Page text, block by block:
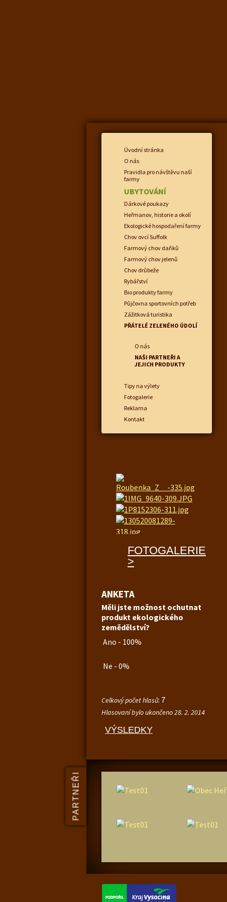
Úvodní stránka
O nás
Pravidla pro návštěvu naší
farmy
UBYTOVÁNÍ
Dárkové poukazy
Heřmanov, historie a okolí
Ekologické hospodaření farmy
Chov ovcí Suffolk
Farmový chov daňků
Farmový chov jelenů
Chov drůbeže
Rybářství
Bio produkty farmy
Půjčovna sportovních potřeb
Zážitková turistika
PŘÁTELÉ ZELENÉHO ÚDOLÍ
O nás
NAŠI PARTNEŘI A
JEJICH PRODUKTY
Tipy na výlety
Fotogalerie
Reklama
Kontakt
FOTOGALERIE
>
ANKETA
Měli jste možnost ochutnat
produkt ekologického
zemědělství?
Ano - 100%
Ne - 0%
Celkový počet hlasů: 7
Hlasovaní bylo ukončeno 28. 2. 2014
VÝSLEDKY
PARTNEŘI